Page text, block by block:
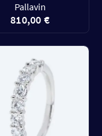
Pallavin
810,00 €